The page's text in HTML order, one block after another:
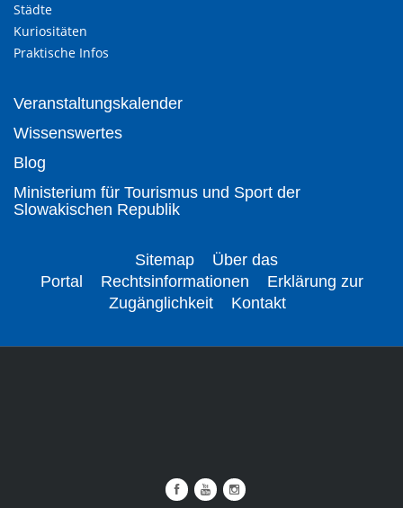
Städte
Kuriositäten
Praktische Infos
Veranstaltungskalender
Wissenswertes
Blog
Ministerium für Tourismus und Sport der
Slowakischen Republik
Sitemap
Über das
Portal
Rechtsinformationen
Erklärung zur
Zugänglichkeit
Kontakt